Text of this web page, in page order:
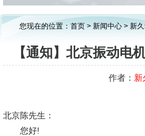
您现在的位置： 首页 > 新闻中心 > 新
【通知】北京振动电
作者： 新
北京陈先生：
您好!